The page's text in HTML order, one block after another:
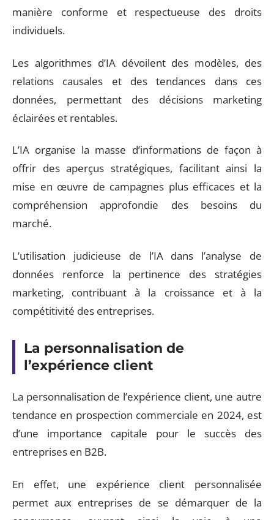
manière conforme et respectueuse des droits
individuels.
Les algorithmes d’IA dévoilent des modèles, des
relations causales et des tendances dans ces
données, permettant des décisions marketing
éclairées et rentables.
L’IA organise la masse d’informations de façon à
offrir des aperçus stratégiques, facilitant ainsi la
mise en œuvre de campagnes plus efficaces et la
compréhension approfondie des besoins du
marché.
L’utilisation judicieuse de l’IA dans l’analyse de
données renforce la pertinence des stratégies
marketing, contribuant à la croissance et à la
compétitivité des entreprises.
La personnalisation de
l’expérience client
La personnalisation de l’expérience client, une autre
tendance en prospection commerciale en 2024, est
d’une importance capitale pour le succès des
entreprises en B2B.
En effet, une expérience client personnalisée
permet aux entreprises de se démarquer de la